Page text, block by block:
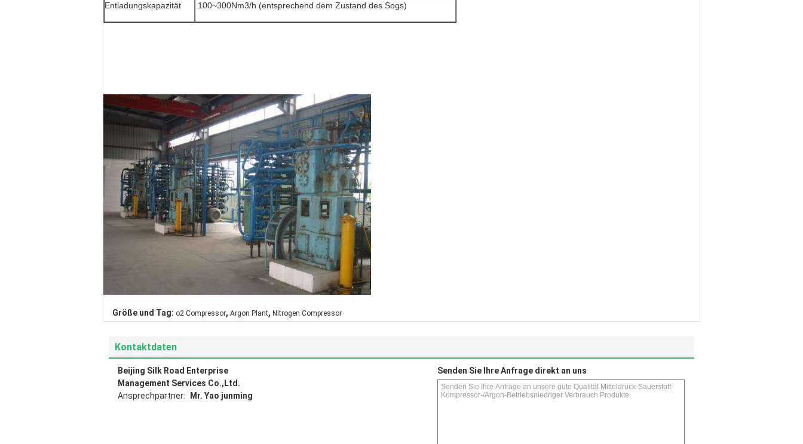
Entladungskapazität 100~300Nm3/h (entsprechend dem Zustand des Sogs)
Größe und Tag: o2 Compressor, Argon Plant, Nitrogen Compressor
Kontaktdaten
Beijing Silk Road Enterprise
Management Services Co.,Ltd.
Ansprechpartner:
Mr. Yao junming
Senden Sie Ihre Anfrage direkt an uns